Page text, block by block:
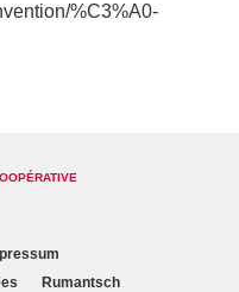
%C3%A0-
Rumantsch